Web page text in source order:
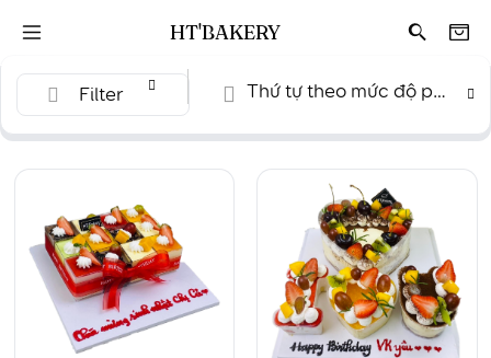
Filter Thứ tự theo mức độ phổ biến
HT'BAKERY